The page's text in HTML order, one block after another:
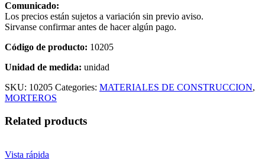
Comunicado:
Los precios están sujetos a variación sin previo aviso.
Sirvanse confirmar antes de hacer algún pago.
Código de producto: 10205
Unidad de medida: unidad
SKU: 10205 Categories: MATERIALES DE CONSTRUCCION,
MORTEROS
Related products
Vista rápida